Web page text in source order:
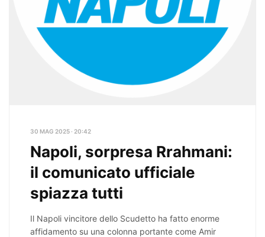
30 MAG 2025 · 20:42
Napoli, sorpresa Rrahmani:
il comunicato ufficiale
spiazza tutti
Il Napoli vincitore dello Scudetto ha fatto enorme
affidamento su una colonna portante come Amir